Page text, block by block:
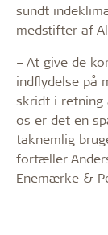
sundt
medstifter af
– At give de
indflydelse på
skridt i retning
os er det en
taknemlig
fortæller
Enemærke &